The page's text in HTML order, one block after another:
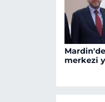
merkezi